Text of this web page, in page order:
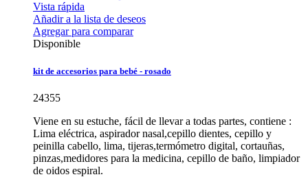
Vista rápida
Añadir a la lista de deseos
Agregar para comparar
Disponible
kit de accesorios para bebé - rosado
24355
Viene en su estuche, fácil de llevar a todas partes, contiene :
Lima eléctrica, aspirador nasal,cepillo dientes, cepillo y
peinilla cabello, lima, tijeras,termómetro digital, cortauñas,
pinzas,medidores para la medicina, cepillo de baño, limpiador
de oidos espiral.